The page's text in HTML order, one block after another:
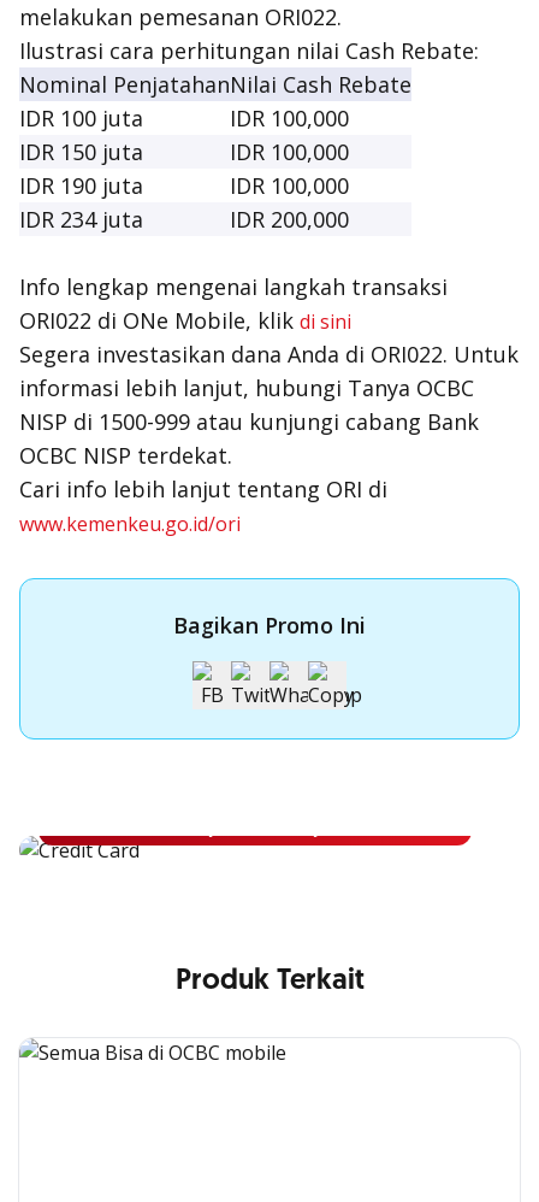
melakukan pemesanan ORI022.
Ilustrasi cara perhitungan nilai Cash Rebate:
Nominal PenjatahanNilai Cash Rebate
IDR 100 juta
IDR 100,000
IDR 150 juta
IDR 100,000
IDR 190 juta
IDR 100,000
IDR 234 juta
IDR 200,000
Info lengkap mengenai langkah transaksi
ORI022 di ONe Mobile, klik di sini
Segera investasikan dana Anda di ORI022. Untuk
informasi lebih lanjut, hubungi Tanya OCBC
NISP di 1500-999 atau kunjungi cabang Bank
OCBC NISP terdekat.
Cari info lebih lanjut tentang ORI di
www.kemenkeu.go.id/ori
Bagikan Promo Ini
Apply Kartu Kredit OCBC NISP
Produk Terkait